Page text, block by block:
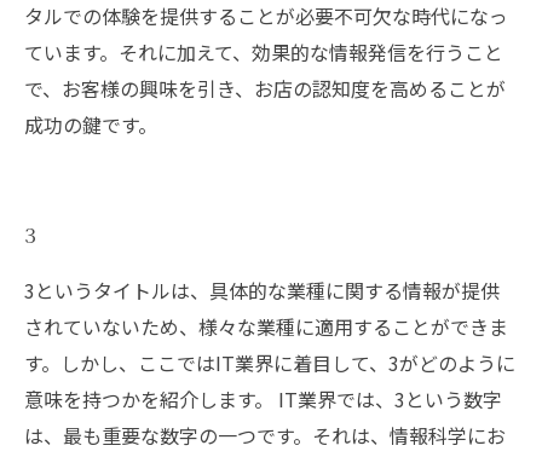
タルでの体験を提供することが必要不可欠な時代になっ
ています。それに加えて、効果的な情報発信を行うこと
で、お客様の興味を引き、お店の認知度を高めることが
成功の鍵です。
3
3というタイトルは、具体的な業種に関する情報が提供
されていないため、様々な業種に適用することができま
す。しかし、ここではIT業界に着目して、3がどのように
意味を持つかを紹介します。 IT業界では、3という数字
は、最も重要な数字の一つです。それは、情報科学にお